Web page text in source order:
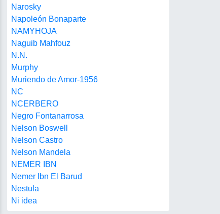
Narosky
Napoleón Bonaparte
NAMYHOJA
Naguib Mahfouz
N.N.
Murphy
Muriendo de Amor-1956
NC
NCERBERO
Negro Fontanarrosa
Nelson Boswell
Nelson Castro
Nelson Mandela
NEMER IBN
Nemer Ibn El Barud
Nestula
Ni idea